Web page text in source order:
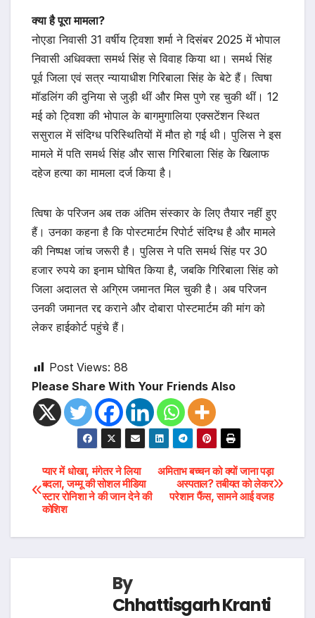
क्या है पूरा मामला?
नोएडा निवासी 31 वर्षीय ट्विशा शर्मा ने दिसंबर 2025 में भोपाल
निवासी अधिवक्ता समर्थ सिंह से विवाह किया था। समर्थ सिंह
पूर्व जिला एवं सत्र न्यायाधीश गिरिबाला सिंह के बेटे हैं। त्विषा
मॉडलिंग की दुनिया से जुड़ी थीं और मिस पुणे रह चुकी थीं। 12
मई को ट्विशा की भोपाल के बागमुगालिया एक्सटेंशन स्थित
ससुराल में संदिग्ध परिस्थितियों में मौत हो गई थी। पुलिस ने इस
मामले में पति समर्थ सिंह और सास गिरिबाला सिंह के खिलाफ
दहेज हत्या का मामला दर्ज किया है।
त्विषा के परिजन अब तक अंतिम संस्कार के लिए तैयार नहीं हुए
हैं। उनका कहना है कि पोस्टमार्टम रिपोर्ट संदिग्ध है और मामले
की निष्पक्ष जांच जरूरी है। पुलिस ने पति समर्थ सिंह पर 30
हजार रुपये का इनाम घोषित किया है, जबकि गिरिबाला सिंह को
जिला अदालत से अग्रिम जमानत मिल चुकी है। अब परिजन
उनकी जमानत रद्द कराने और दोबारा पोस्टमार्टम की मांग को
लेकर हाईकोर्ट पहुंचे हैं।
Post Views: 88
Please Share With Your Friends Also
Post
navigation
अमिताभ बच्चन को क्यों जाना पड़ा
अस्पताल? तबीयत को लेकर
परेशान फैंस, सामने आई वजह
प्यार में धोखा, मंगेतर ने लिया
बदला, जम्मू की सोशल मीडिया
स्टार रोनिशा ने की जान देने की
कोशिश
By
Chhattisgarh Kranti